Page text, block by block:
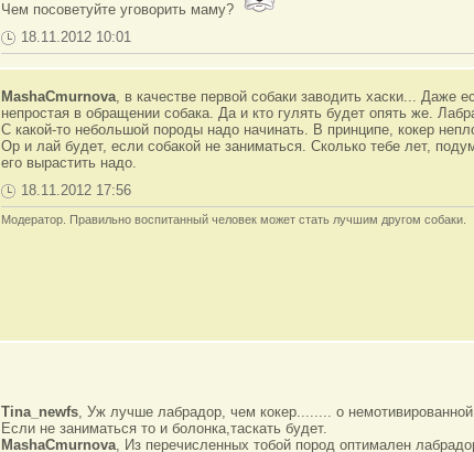
Чем посоветуйте уговорить маму?
18.11.2012 10:01
MashaCmurnova, в качестве первой собаки заводить хаски... Даже
непростая в обращении собака. Да и кто гулять будет опять же.
С какой-то небольшой породы надо начинать. В принципе, кокер
Ор и лай будет, если собакой не заниматься. Сколько тебе лет,
его вырастить надо.
18.11.2012 17:56
Модератор. Правильно воспитанный человек может стать лучшим другом собаки.
Tina_newfs, Уж лучше лабрадор, чем кокер........ о немотивированной
Если не заниматься то и болонка,таскать будет.
MashaCmurnova, Из перечисленных тобой пород оптимален